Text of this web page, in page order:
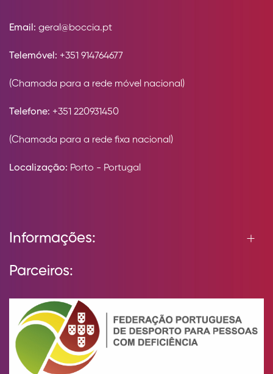
Email: geral@boccia.pt
Telemóvel: +351 914764677
(Chamada para a rede móvel nacional)
Telefone: +351 220931450
(Chamada para a rede fixa nacional)
Localização: Porto - Portugal
Informações:
Parceiros: